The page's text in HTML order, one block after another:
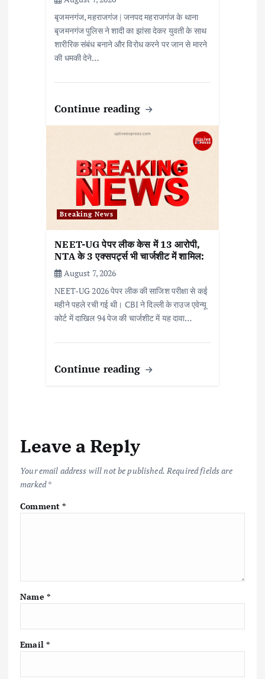
बृजमनगंज, महराजगंज | जनपद महराजगंज के थाना
बृजमनगंज पुलिस ने शादी का झांसा देकर युवती के साथ
शारीरिक संबंध बनाने और विरोध करने पर जान से मारने
की धमकी देने…
Continue reading
Breaking News
NEET-UG पेपर लीक केस में 13 आरोपी,
NTA के 3 एक्सपर्ट्स भी चार्जशीट में शामिल:
August 7, 2026
NEET-UG 2026 पेपर लीक की साजिश परीक्षा से कई
महीने पहले रची गई थी। CBI ने दिल्ली के राउज एवेन्यू
कोर्ट में दाखिल 94 पेज की चार्जशीट में यह दावा…
Continue reading
Leave a Reply
Your email address will not be published. Required fields are
marked*
Comment*
Name *
Email *